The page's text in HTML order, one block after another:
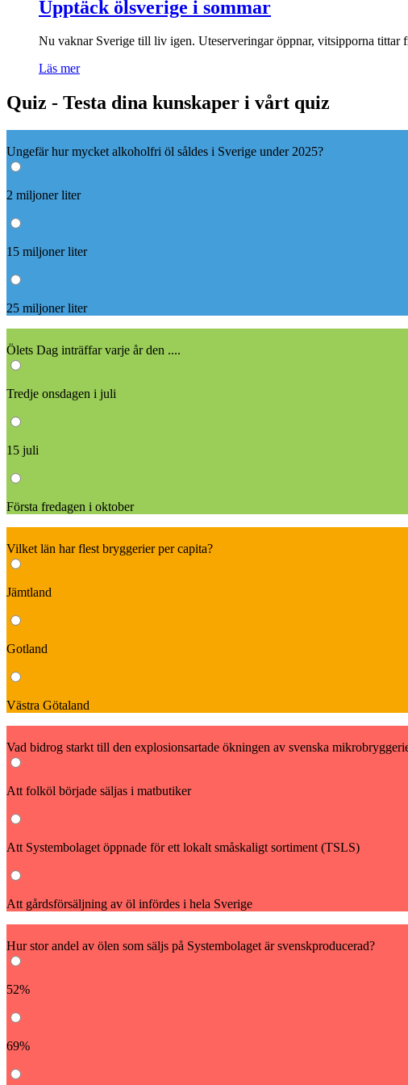
Upptäck ölsverige i sommar
Nu vaknar Sverige till liv igen. Uteserveringar öppnar, vitsipporna
Läs mer
Quiz - Testa dina kunskaper i vårt quiz
Ungefär hur mycket alkoholfri öl såldes i Sverige under 2025?
2 miljoner liter
15 miljoner liter
25 miljoner liter
Ölets Dag inträffar varje år den ....
Tredje onsdagen i juli
15 juli
Första fredagen i oktober
Vilket län har flest bryggerier per capita?
Jämtland
Gotland
Västra Götaland
Vad bidrog starkt till den explosionsartade ökningen av svenska
Att folköl började säljas i matbutiker
Att Systembolaget öppnade för ett lokalt småskaligt sortiment (TSLS)
Att gårdsförsäljning av öl infördes i hela Sverige
Hur stor andel av ölen som säljs på Systembolaget är svenskproducerad?
52%
69%